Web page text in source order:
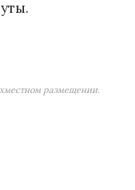
размещении.